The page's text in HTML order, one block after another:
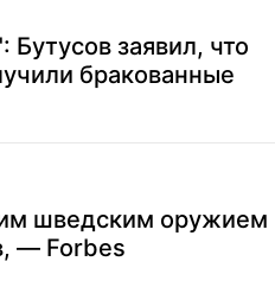
заявил, что
бракованные
шведским оружием
— Forbes